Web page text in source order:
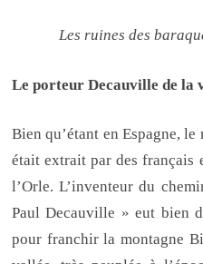
Les ruines des
Le porteur Decauville de la
Bien qu’étant en Espagne,
était extrait par des français
l’Orle. L’inventeur du
Paul Decauville » eut bien
pour franchir la montagne